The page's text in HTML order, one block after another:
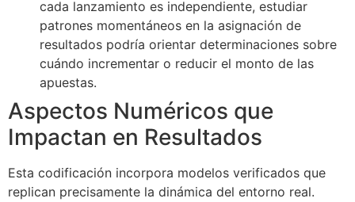
cada lanzamiento es independiente, estudiar
patrones momentáneos en la asignación de
resultados podría orientar determinaciones sobre
cuándo incrementar o reducir el monto de las
apuestas.
Aspectos Numéricos que
Impactan en Resultados
Esta codificación incorpora modelos verificados que
replican precisamente la dinámica del entorno real.